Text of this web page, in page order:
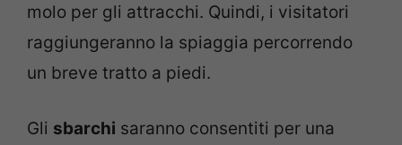
molo per gli attracchi. Quindi, i visitatori
raggiungeranno la spiaggia percorrendo
un breve tratto a piedi.
Gli sbarchi saranno consentiti per una